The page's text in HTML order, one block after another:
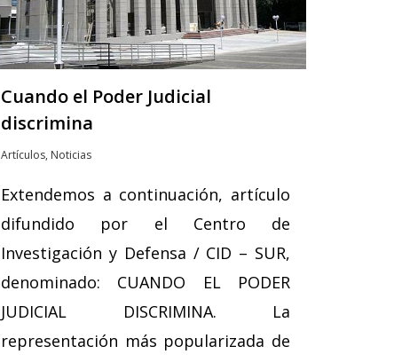
Cuando el Poder Judicial
discrimina
Artículos, Noticias
Extendemos a continuación, artículo
difundido por el Centro de
Investigación y Defensa / CID – SUR,
denominado: CUANDO EL PODER
JUDICIAL DISCRIMINA. La
representación más popularizada de